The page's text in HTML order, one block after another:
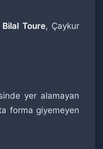
Bilal Toure, Çaykur
yer alamayan
forma giyemeyen